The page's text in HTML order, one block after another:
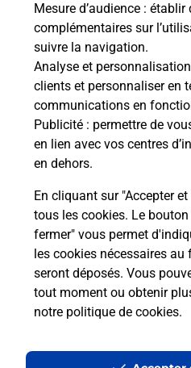
Mesure d’audience : établir
complémentaires sur
suivre la navigation.
Analyse et personnalisation
clients et personnaliser en
communications en
Publicité : permettre de
en lien avec vos centres
en dehors.
En cliquant sur "Accepter
tous les cookies. Le
fermer" vous permet
les cookies nécessaires
seront déposés. Vous
tout moment ou obtenir
notre politique de cookies.
Boîte aux lettres La
Prochaine collecte du
09h00
Foce Di Mela
20112 Mela
Le lien s'ouvre dans un nouvel
Localiser Liste Boîtes aux lettres